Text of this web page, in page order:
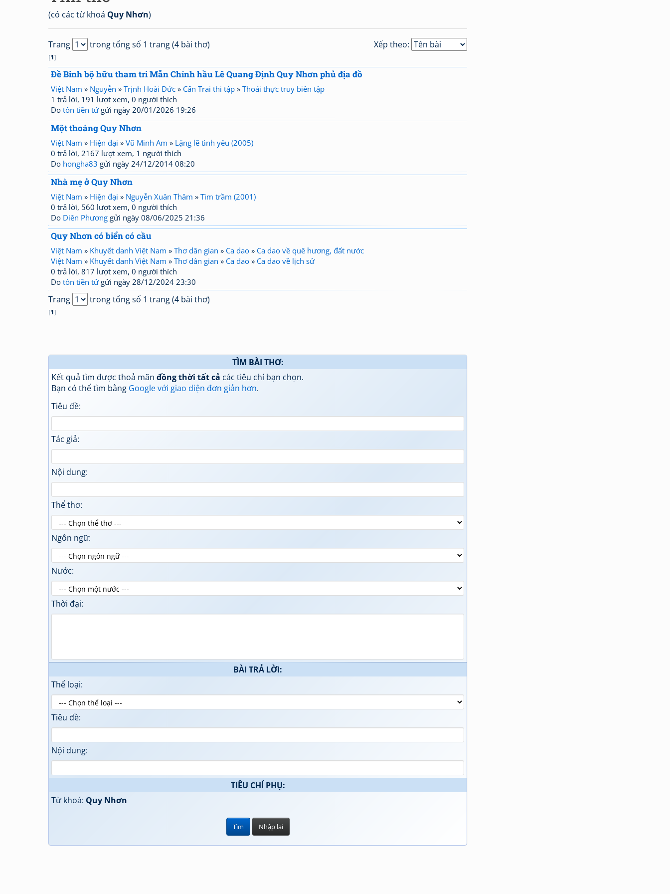
(có các từ khoá Quy Nhơn)
Xếp theo:
Trang trong tổng số 1 trang (4 bài thơ)
[1]
Đề Binh bộ hữu tham tri Mẫn Chính hầu Lê Quang Định Quy Nhơn phủ địa đồ
Việt Nam » Nguyễn » Trịnh Hoài Đức » Cấn Trai thi tập » Thoái thực truy biên tập
1 trả lời, 191 lượt xem, 0 người thích
Do tôn tiền tửgửi ngày 20/01/2026 19:26
Một thoáng Quy Nhơn
Việt Nam » Hiện đại » Vũ Minh Am » Lặng lẽ tình yêu (2005)
0 trả lời, 2167 lượt xem, 1 người thích
Do hongha83 gửi ngày 24/12/2014 08:20
Nhà mẹ ở Quy Nhơn
Việt Nam » Hiện đại » Nguyễn Xuân Thâm » Tìm trầm (2001)
0 trả lời, 560 lượt xem, 0 người thích
Do Diên Phương gửi ngày 08/06/2025 21:36
Quy Nhơn có biển có cầu
Việt Nam » Khuyết danh Việt Nam » Thơ dân gian » Ca dao » Ca dao về quê hương, đất nước
Việt Nam » Khuyết danh Việt Nam » Thơ dân gian » Ca dao » Ca dao về lịch sử
0 trả lời, 817 lượt xem, 0 người thích
Do tôn tiền tửgửi ngày 28/12/2024 23:30
Trang trong tổng số 1 trang (4 bài thơ)
[1]
TÌM BÀI THƠ:
Kết quả tìm được thoả mãn đồng thời tất cả các tiêu chí bạn chọn.
Bạn có thể tìm bằng Google với giao diện đơn giản hơn.
Tiêu đề:
Tác giả:
Nội dung:
Thể thơ:
Ngôn ngữ:
Nước:
Thời đại:
BÀI TRẢ LỜI:
Thể loại:
Tiêu đề:
Nội dung:
TIÊU CHÍ PHỤ:
Từ khoá: Quy Nhơn